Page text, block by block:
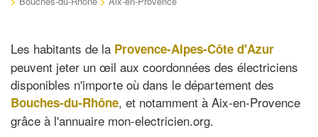
Les habitants de la Provence-Alpes-Côte d'Azur
peuvent jeter un œil aux coordonnées des électriciens
disponibles n'importe où dans le département des
Bouches-du-Rhône, et notamment à Aix-en-Provence
grâce à l'annuaire mon-electricien.org.